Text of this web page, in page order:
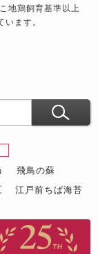
地鶏飼育基準以上
ます。
飛鳥の蘇
江戸前ちば海苔